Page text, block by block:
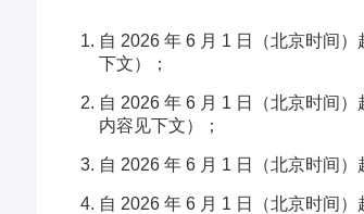
自 2026 年 6 月 1 日（北京时间
下文）；
自 2026 年 6 月 1 日（北京时间
内容见下文）；
自 2026 年 6 月 1 日（北京时间
自 2026 年 6 月 1 日（北京时间